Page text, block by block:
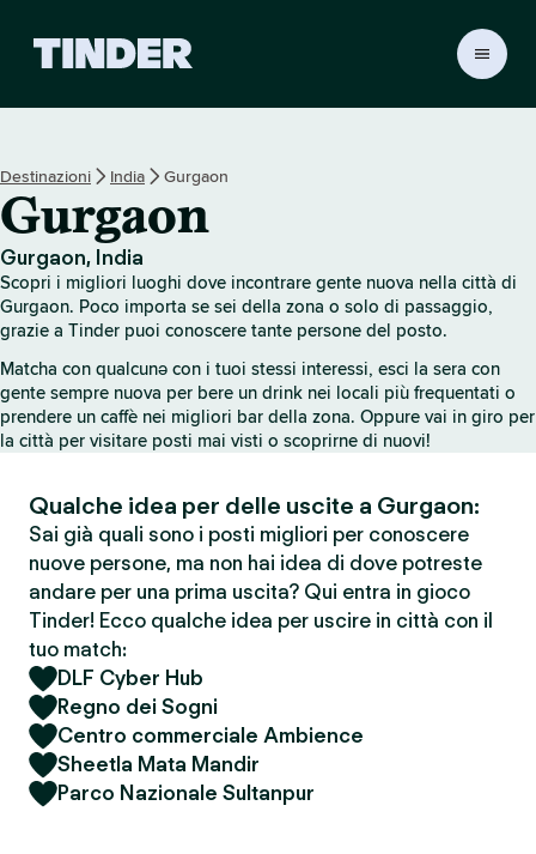
i
T
i
d
e
r
Destinazioni India Gurgaon
Gurgaon
Gurgaon, India
Scopri i migliori luoghi dove incontrare gente nuova nella città di
Gurgaon. Poco importa se sei della zona o solo di passaggio,
grazie a Tinder puoi conoscere tante persone del posto.
Matcha con qualcunə con i tuoi stessi interessi, esci la sera con
gente sempre nuova per bere un drink nei locali più frequentati o
prendere un caffè nei migliori bar della zona. Oppure vai in giro per
la città per visitare posti mai visti o scoprirne di nuovi!
Qualche idea per delle uscite a Gurgaon:
Sai già quali sono i posti migliori per conoscere
nuove persone, ma non hai idea di dove potreste
andare per una prima uscita? Qui entra in gioco
Tinder! Ecco qualche idea per uscire in città con il
tuo match:
DLF Cyber Hub
Regno dei Sogni
Centro commerciale Ambience
Sheetla Mata Mandir
Parco Nazionale Sultanpur